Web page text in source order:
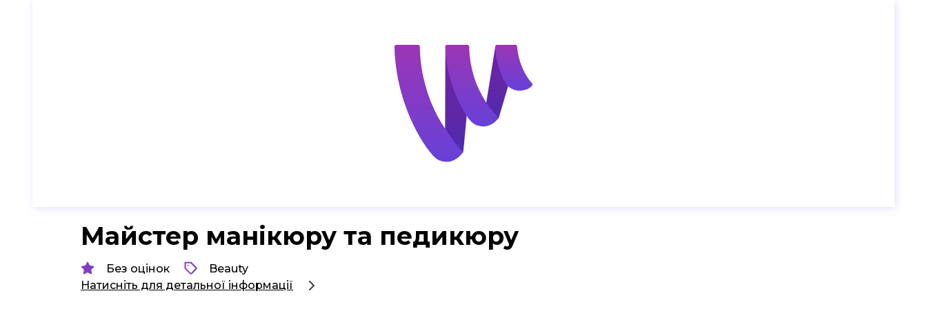
Майстер манікюру та педикюру
Без оцінок
Beauty
Натисніть для детальної інформації